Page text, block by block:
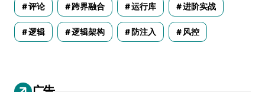
评论 跨界融合 运行库 进阶实战
逻辑 逻辑架构 防注入 风控